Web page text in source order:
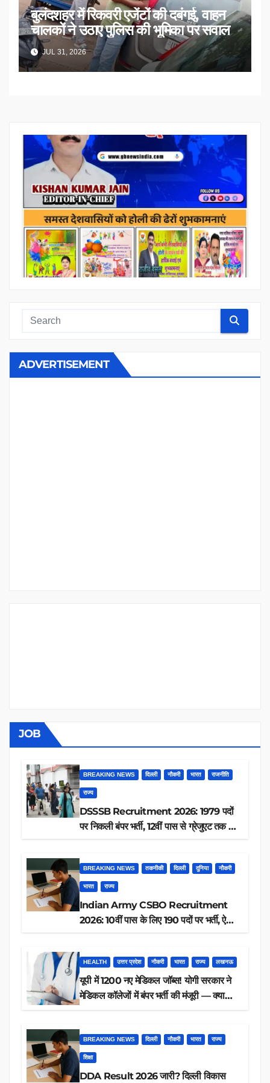
बुलंदशहर में रिकवरी एजेंटों की दबंगई, वाहन
चालकों ने उठाए पुलिस की भूमिका पर सवाल
JUL 31, 2026
ADVERTISEMENT
JOB
BREAKING NEWS दिल्ली नौकरी भारत राजनीति
राज्य
DSSSB Recruitment 2026: 1979 पदों
पर निकली बंपर भर्ती, 12वीं पास से ग्रेजुएट तक करें
BREAKING NEWS तकनीकी दिल्ली दुनिया नौकरी
भारत राज्य
Indian Army CSBO Recruitment
2026: 10वीं पास के लिए 190 पदों पर भर्ती, ऐसे
HEALTH उत्तर प्रदेश नौकरी भारत राज्य लखनऊ
यूपी में 1200 नए मेडिकल जॉब्स! योगी सरकार ने
मेडिकल कॉलेजों में बंपर भर्ती की मंजूरी — क्या
BREAKING NEWS दिल्ली नौकरी भारत राज्य
शिक्षा
DDA Result 2026 जारी? दिल्ली विकास